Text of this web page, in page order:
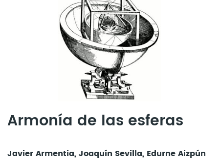
Armonía de las esferas
Javier Armentia, Joaquín Sevilla, Edurne Aizpún